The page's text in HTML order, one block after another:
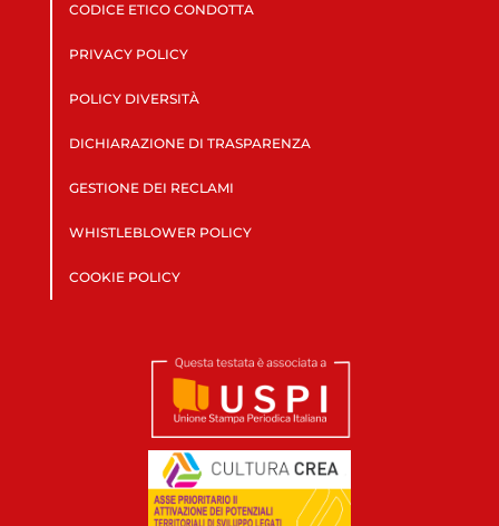
CODICE ETICO CONDOTTA
PRIVACY POLICY
POLICY DIVERSITÀ
DICHIARAZIONE DI TRASPARENZA
GESTIONE DEI RECLAMI
WHISTLEBLOWER POLICY
COOKIE POLICY